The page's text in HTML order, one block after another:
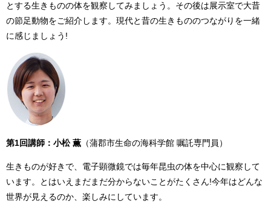
とする生きものの体を観察してみましょう。その後は展示室で大昔
の節足動物をご紹介します。現代と昔の生きもののつながりを一緒
に感じましょう!
第1回講師：小松 薫 （蒲郡市生命の海科学館 嘱託専門員）
生きものが好きで、電子顕微鏡では毎年昆虫の体を中心に観察して
います。とはいえまだまだ分からないことがたくさん!今年はどんな
世界が見えるのか、楽しみにしています。